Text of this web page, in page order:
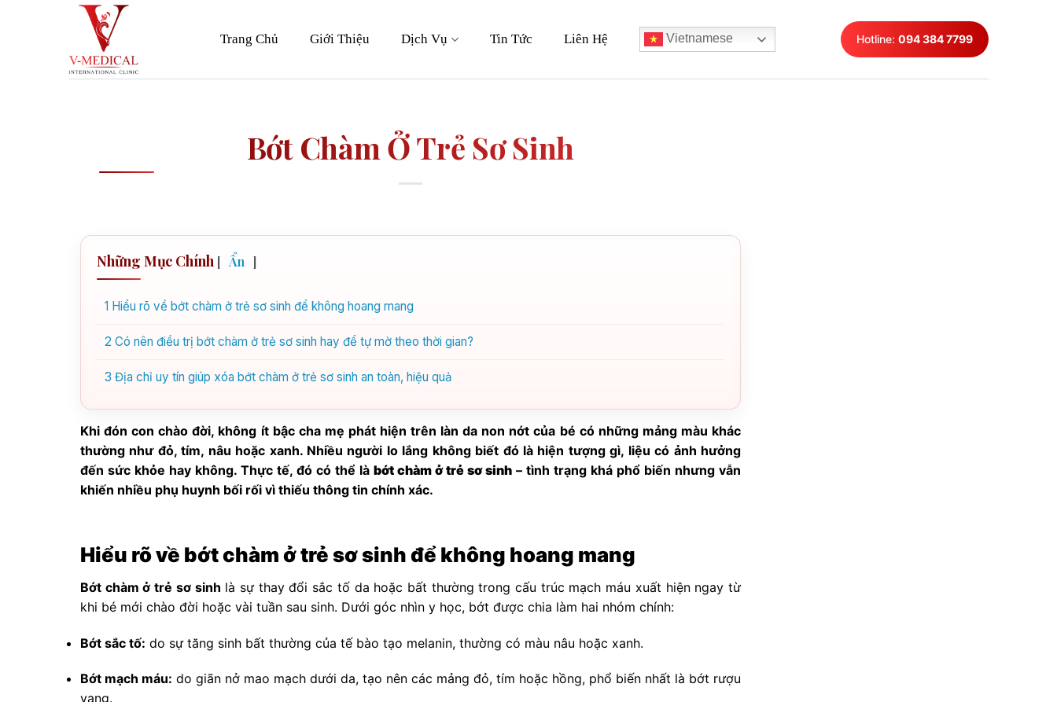
Trang Chủ Giới Thiệu Dịch Vụ Tin Tức Liên Hệ Vietnamese Hotline: 094 384 7799
Bớt Chàm Ở Trẻ Sơ Sinh
Những Mục Chính [ Ẩn ]
1 Hiểu rõ về bớt chàm ở trẻ sơ sinh để không hoang mang
2 Có nên điều trị bớt chàm ở trẻ sơ sinh hay để tự mờ theo thời gian?
3 Địa chỉ uy tín giúp xóa bớt chàm ở trẻ sơ sinh an toàn, hiệu quả
Khi đón con chào đời, không ít bậc cha mẹ phát hiện trên làn da non nớt của bé có những mảng màu khác
thường như đỏ, tím, nâu hoặc xanh. Nhiều người lo lắng không biết đó là hiện tượng gì, liệu có ảnh hưởng
đến sức khỏe hay không. Thực tế, đó có thể là bớt chàm ở trẻ sơ sinh – tình trạng khá phổ biến nhưng vẫn
khiến nhiều phụ huynh bối rối vì thiếu thông tin chính xác.
Hiểu rõ về bớt chàm ở trẻ sơ sinh để không hoang mang
Bớt chàm ở trẻ sơ sinh là sự thay đổi sắc tố da hoặc bất thường trong cấu trúc mạch máu xuất hiện ngay từ
khi bé mới chào đời hoặc vài tuần sau sinh. Dưới góc nhìn y học, bớt được chia làm hai nhóm chính:
Bớt sắc tố: do sự tăng sinh bất thường của tế bào tạo melanin, thường có màu nâu hoặc xanh.
Bớt mạch máu: do giãn nở mao mạch dưới da, tạo nên các mảng đỏ, tím hoặc hồng, phổ biến nhất là bớt rượu
vang.